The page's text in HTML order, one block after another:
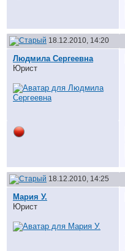
18.12.2010, 14:20
Людмила Сергеевна
Юрист
18.12.2010, 14:25
Мария У.
Юрист